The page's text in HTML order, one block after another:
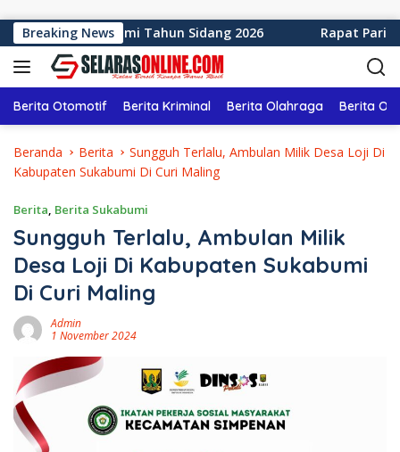
Breaking News
Sukabumi Tahun Sidang 2026 Rapat Paripurna
Berita Otomotif Berita Kriminal Berita Olahraga Berita
Beranda Berita
Sungguh Terlalu, Ambulan Milik Desa Loji Di
Kabupaten Sukabumi Di Curi Maling
Berita, Berita Sukabumi
Sungguh Terlalu, Ambulan Milik
Desa Loji Di Kabupaten Sukabumi
Di Curi Maling
Admin
1 November 2024